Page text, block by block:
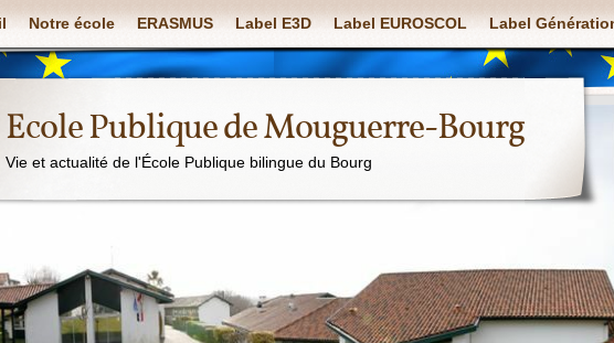
Notre école ERASMUS Label E3D Label EUROSCOL Label
Ecole Publique de Mouguerre-Bourg
Vie et actualité de l'École Publique bilingue du Bourg